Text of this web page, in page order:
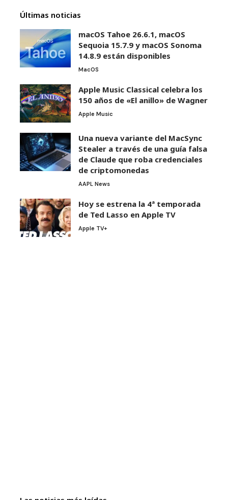
Últimas noticias
macOS Tahoe 26.6.1, macOS
Sequoia 15.7.9 y macOS Sonoma
14.8.9 están disponibles
MacOS
Apple Music Classical celebra los
150 años de «El anillo» de Wagner
Apple Music
Una nueva variante del MacSync
Stealer a través de una guía falsa
de Claude que roba credenciales
de criptomonedas
AAPL News
Hoy se estrena la 4ª temporada
de Ted Lasso en Apple TV
Apple TV+